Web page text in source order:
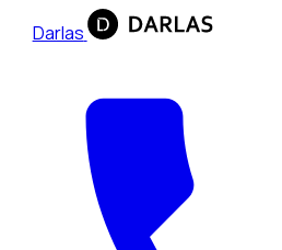
Darlas